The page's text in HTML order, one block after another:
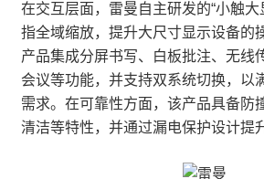
在交互层面，雷曼自主研发的“小触大
指全域缩放，提升大尺寸显示设备的
产品集成分屏书写、白板批注、无线
会议等功能，并支持双系统切换，以
需求。在可靠性方面，该产品具备防
清洁等特性，并通过漏电保护设计提